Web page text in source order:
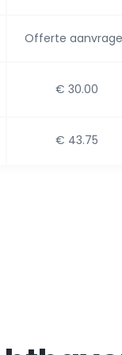
Offerte
€ 30.00
€ 43.75